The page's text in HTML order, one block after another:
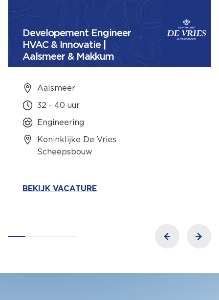
Developement Engineer
HVAC & Innovatie |
Aalsmeer & Makkum
Aalsmeer
32 - 40 uur
Engineering
Koninklijke De Vries
Scheepsbouw
BEKIJK VACATURE